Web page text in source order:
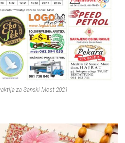
za Sanski Most 2021